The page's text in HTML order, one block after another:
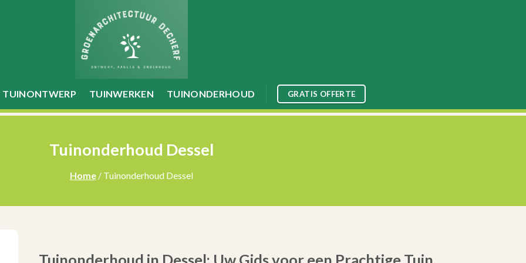
TUINONTWERP TUINWERKEN TUINONDERHOUD GRATIS OFFERTE
Tuinonderhoud Dessel
Home / Tuinonderhoud Dessel
Tuinonderhoud in Dessel: Uw Gids voor een Prachtige Tuin